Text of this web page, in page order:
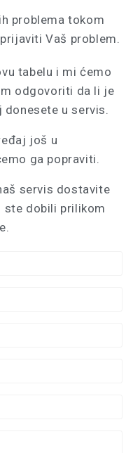
problema tokom
Vaš problem.
tabelu i mi ćemo
odgovoriti da li je
donesete u servis.
još u
ga popraviti.
servis dostavite
ste dobili prilikom